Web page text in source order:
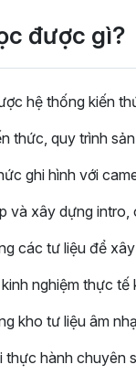
được gì?
hệ thống kiến
thức, quy trình
ghi hình với
và xây dựng
các tư liệu để
nghiệm thực tế
kho tư liệu âm
thực hành chuyên